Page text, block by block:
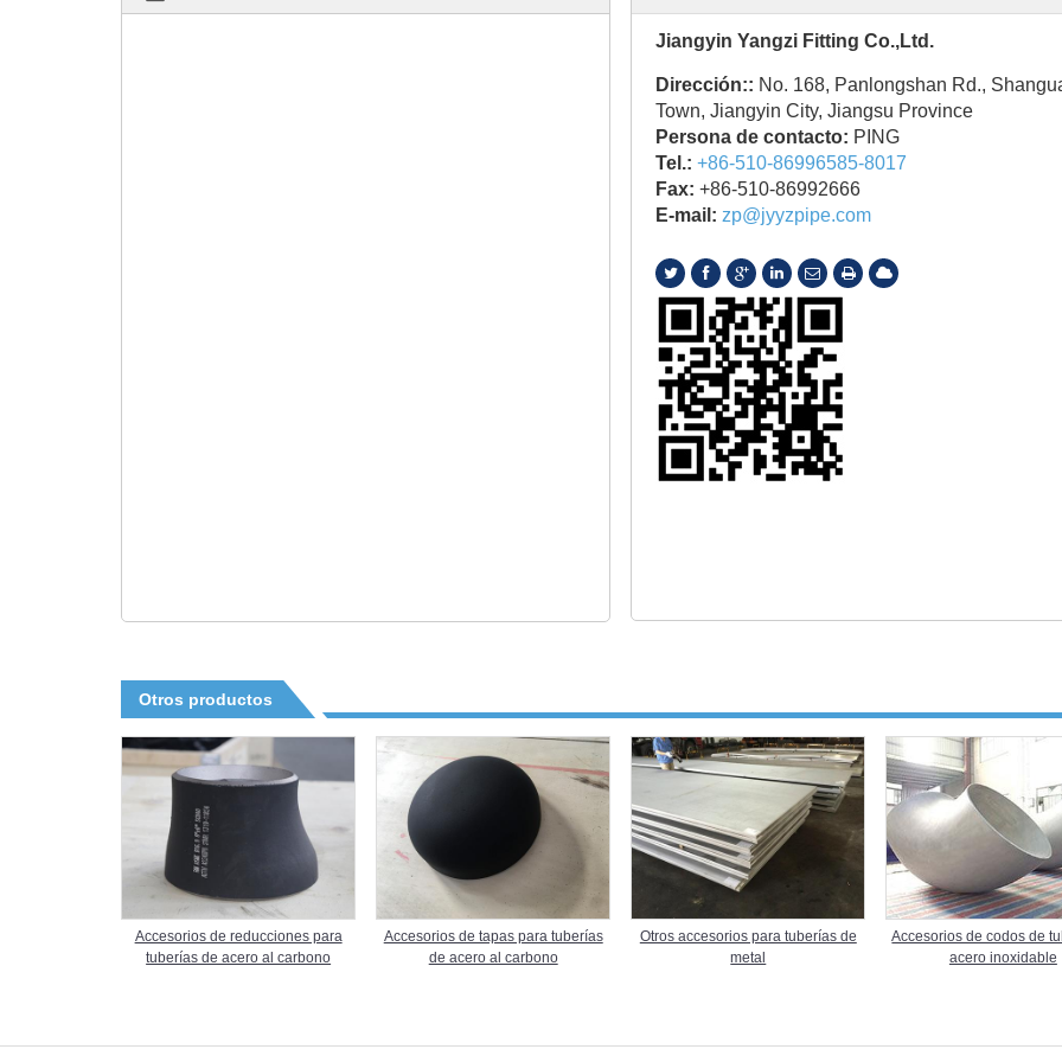
Jiangyin Yangzi Fitting Co.,Ltd.
Dirección:: No. 168, Panlongshan Rd.,
Town, Jiangyin City, Jiangsu Province
Persona de contacto: PING
Tel.: +86-510-86996585-8017
Fax: +86-510-86992666
E-mail: zp@jyyzpipe.com
Otros productos
Accesorios de reducciones para
tuberías de acero al carbono
Accesorios de tapas para tuberías
de acero al carbono
Otros accesorios para tuberías de
metal
Accesorios de codos de
acero inoxidable